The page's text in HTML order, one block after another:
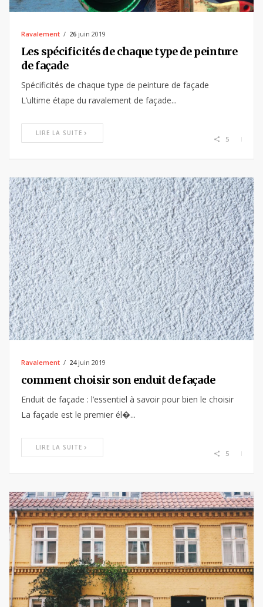
Ravalement 26 juin 2019
Les spécificités de chaque type de peinture
de façade
Spécificités de chaque type de peinture de façade
L’ultime étape du ravalement de façade...
LIRE LA SUITE
5
Ravalement 24juin 2019
comment choisir son enduit de façade
Enduit de façade : l’essentiel à savoir pour bien le choisir
La façade est le premier él�...
LIRE LA SUITE
5